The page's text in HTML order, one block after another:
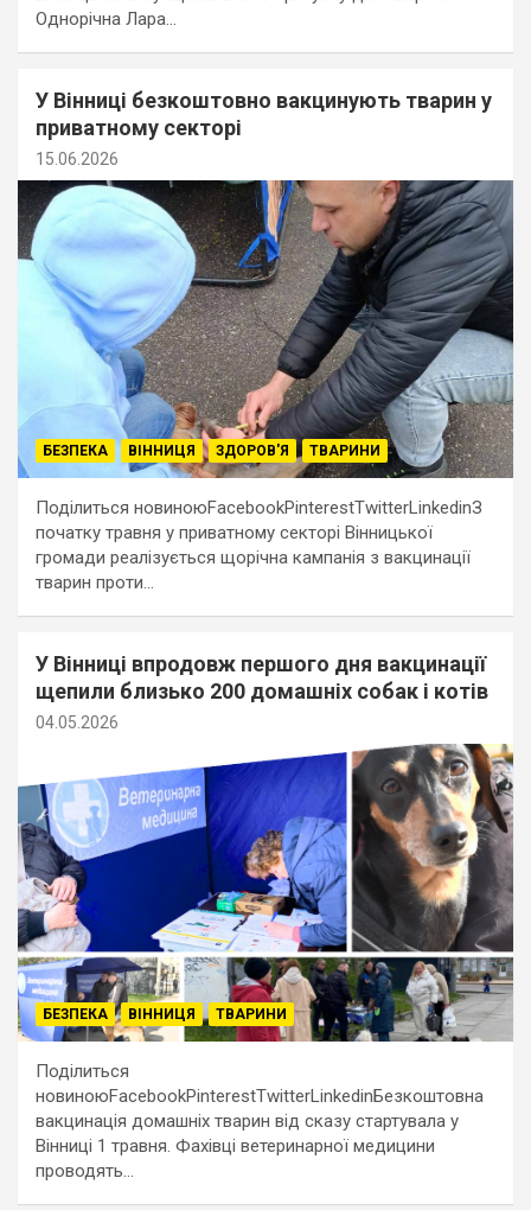
Однорічна Лара…
У Вінниці безкоштовно вакцинують тварин у
приватному секторі
15.06.2026
БЕЗПЕКА ВІННИЦЯ ЗДОРОВ'Я ТВАРИНИ
Поділиться новиноюFacebookPinterestTwitterLinkedinЗ
початку травня у приватному секторі Вінницької
громади реалізується щорічна кампанія з вакцинації
тварин проти…
У Вінниці впродовж першого дня вакцинації
щепили близько 200 домашніх собак і котів
04.05.2026
БЕЗПЕКА ВІННИЦЯ ТВАРИНИ
Поділиться
новиноюFacebookPinterestTwitterLinkedinБезкоштовна
вакцинація домашніх тварин від сказу стартувала у
Вінниці 1 травня. Фахівці ветеринарної медицини
проводять…